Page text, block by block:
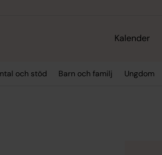
Kalender
och stöd Barn och familj Ungdom